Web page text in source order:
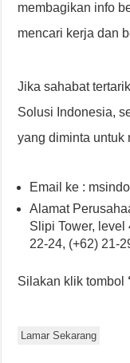
membagikan info
mencari kerja dan
Jika sahabat
Solusi Indonesia,
yang diminta untuk
Email ke :
Alamat
Slipi Tower,
22-24, (+62) 21-
Silakan klik tombol
Lamar Sekarang